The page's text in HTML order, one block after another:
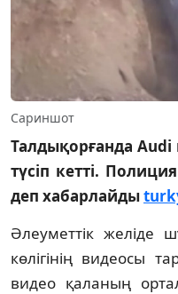
Сариншот
Талдықорғанда Audi
түсіп кетті.
деп хабарлайды
Әлеуметтік желіде
көлігінің видеосы
видео қаланың